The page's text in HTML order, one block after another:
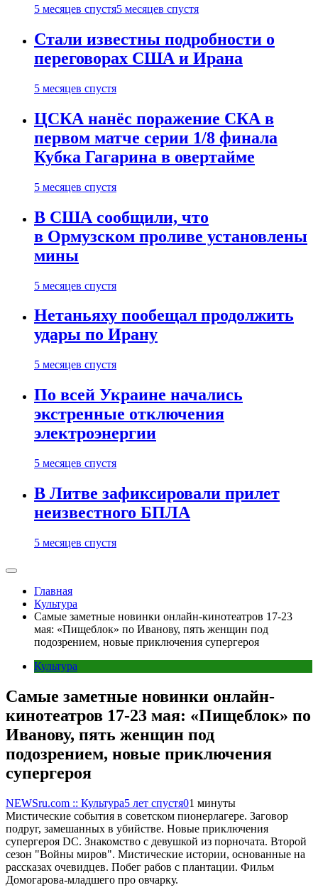
5 месяцев спустя5 месяцев спустя
Стали известны подробности о
переговорах США и Ирана
5 месяцев спустя
ЦСКА нанёс поражение СКА в
первом матче серии 1/8 финала
Кубка Гагарина в овертайме
5 месяцев спустя
В США сообщили, что
в Ормузском проливе установлены
мины
5 месяцев спустя
Нетаньяху пообещал продолжить
удары по Ирану
5 месяцев спустя
По всей Украине начались
экстренные отключения
электроэнергии
5 месяцев спустя
В Литве зафиксировали прилет
неизвестного БПЛА
5 месяцев спустя
Главная
Культура
Самые заметные новинки онлайн-кинотеатров 17-23
мая: «Пищеблок» по Иванову, пять женщин под
подозрением, новые приключения супергероя
Культура
Самые заметные новинки онлайн-
кинотеатров 17-23 мая: «Пищеблок» по
Иванову, пять женщин под
подозрением, новые приключения
супергероя
NEWSru.com :: Культура5 лет спустя01 минуты
Мистические события в советском пионерлагере. Заговор
подруг, замешанных в убийстве. Новые приключения
супергероя DC. Знакомство с девушкой из порночата. Второй
сезон "Войны миров". Мистические истории, основанные на
рассказах очевидцев. Побег рабов с плантации. Фильм
Домогарова-младшего про овчарку.